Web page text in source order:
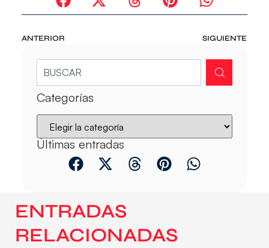
ANTERIOR SIGUIENTE
Categorías
Últimas entradas
ENTRADAS
RELACIONADAS